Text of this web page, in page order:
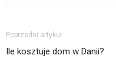
Poprzedni artykuł
Ile kosztuje dom w Danii?